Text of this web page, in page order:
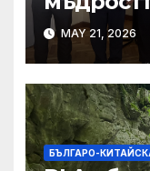
MAY 21, 2026
БЪЛГАРО-